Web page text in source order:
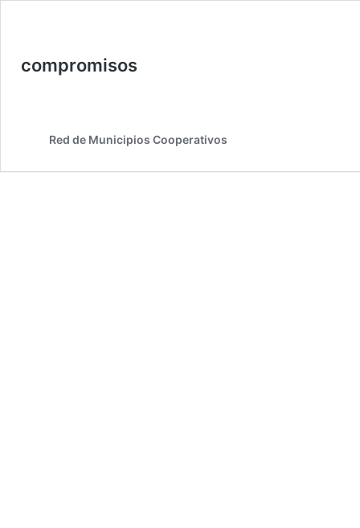
compromisos
Red de Municipios Cooperativos